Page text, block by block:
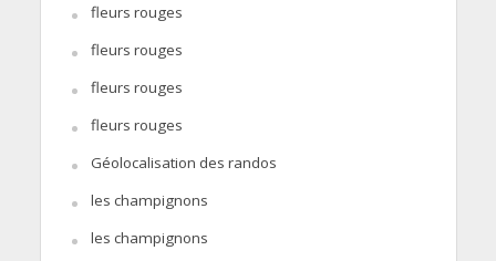
fleurs rouges
fleurs rouges
fleurs rouges
fleurs rouges
Géolocalisation des randos
les champignons
les champignons